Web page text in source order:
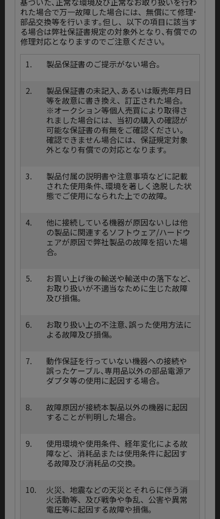
れた場合で万一故障した場合には、無償にて修理･
部品交換等を行います｡但し、以下の項目に該当す
る場合は弊社保証書規定の対象外となり､有償での
修理対応となりますのでご注意ください｡
1.
製品保証書のご提示がない場合。
2.
製品保証書の未記入､あるいは販売年月日
等を故意に書き換え、訂正された場合｡
※オークション等個人売買により取得さ
れました場合には、当初の購入の確認が
可能な保証書の有無をご確認ください。
確認できません場合には、保証規定対象
外となり有償での対応となります。
3.
製品付属の説明書や注意事項などに記載
された使用条件､環境を著しく逸脱した状
態でご使用になられた上での故障｡
4.
他に接続している機器が原因ないしは他
の製品に関連するソフトウェア/ハードウ
ェアが原因で弊社製品の故障を招いた場
合｡
5.
お買い上げ後の輸送や輸送中の落下など､
お取り扱いが不適当なために生じた故障
及び損傷｡
6.
お取り扱い上の不注意､誤った使用方法に
よる故障及び損傷｡
7.
動作保証を行っていない機器への接続や
誤ったケーブル､専用品以外の部品電源ア
ダプタ等の使用に起因する場合。
8.
故障原因が接続本製品以外の機器に起因
することが判明した場合。
9.
使用環境や使用条件、経年変化による故
障など、消耗品または使用条件に起因す
る故障及び消耗品の交換｡
10.
火災、地震などの天災とそれらに伴う消
火活動等、及び戦争や争乱、公害や異常
電圧等に起因する故障や損傷｡